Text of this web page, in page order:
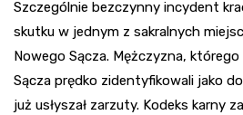
Szczególnie bezczynny incydent
skutku w jednym z sakralnych
Nowego Sącza. Mężczyzna,
Sącza prędko zidentyfikowali jako
już usłyszał zarzuty. Kodeks karny